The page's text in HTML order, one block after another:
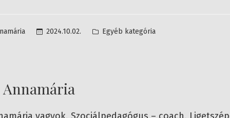
2024.10.02.
Posted
Egyéb kategória
Annamária